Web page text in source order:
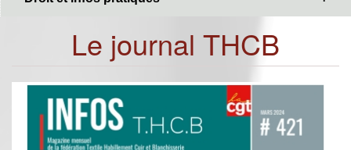
Le journal THCB